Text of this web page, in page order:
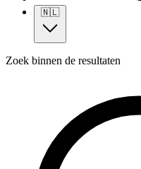
🇳🇱
Zoek binnen de resultaten